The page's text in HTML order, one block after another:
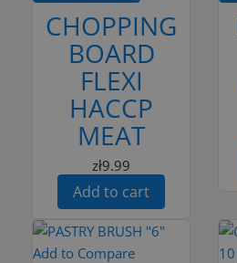
CHOPPING
BOARD
FLEXI
HACCP
MEAT
zł9.99
Add to cart
Add to Compare